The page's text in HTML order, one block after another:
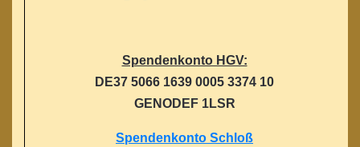
Spendenkonto HGV:
DE37 5066 1639 0005 3374 10
GENODEF 1LSR
Spendenkonto Schloß